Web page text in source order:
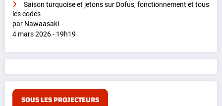
Saison turquoise et jetons sur Dofus, fonctionnement et tous
les codes
par Nawaasaki
4 mars 2026 - 19h19
SOUS LES PROJECTEURS